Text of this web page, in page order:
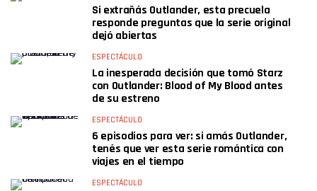
Si extrañás Outlander, esta precuela
responde preguntas que la serie original
dejó abiertas
ESPECTÁCULO
La inesperada decisión que tomó Starz
con Outlander: Blood of My Blood antes
de su estreno
ESPECTÁCULO
6 episodios para ver: si amás Outlander,
tenés que ver esta serie romántica con
viajes en el tiempo
ESPECTÁCULO